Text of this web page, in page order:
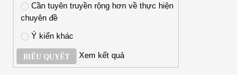
Cần tuyên truyền rộng hơn về thực hiện
chuyên đề
Ý kiến khác
BIỂU QUYẾT Xem kết quả